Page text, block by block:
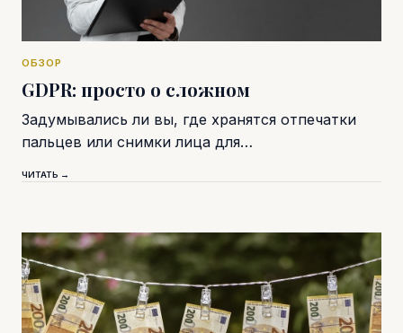
ОБЗОР
GDPR: просто о сложном
Задумывались ли вы, где хранятся отпечатки
пальцев или снимки лица для…
ЧИТАТЬ →